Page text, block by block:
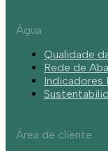
Água
Qualidade
Rede de
Indicadores
Área de cliente